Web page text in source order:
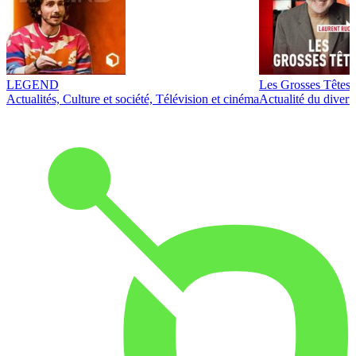
LEGEND
Actualités, Culture et société, Télévision et cinéma
Les Grosses Têtes
Actualité du